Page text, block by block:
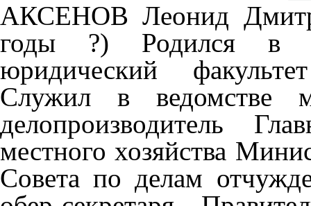
АКСЕНОВ Леонид
годы ?) Родился в
юридический
Служил в ведомстве
делопроизводитель
местного хозяйства
Совета по делам